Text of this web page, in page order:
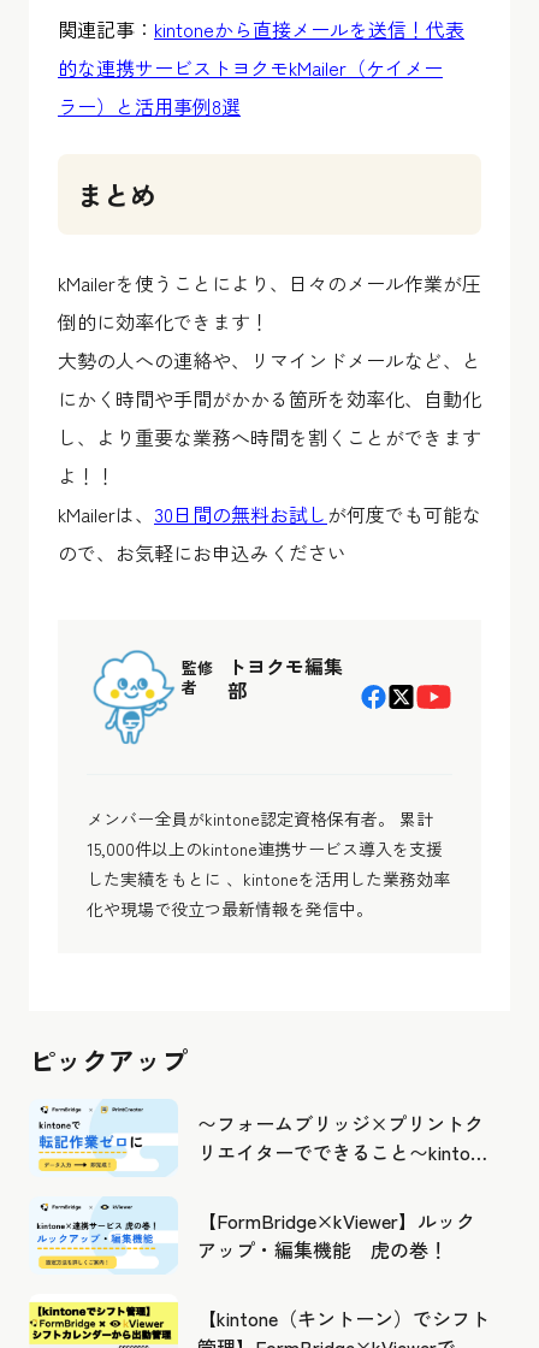
関連記事： kintoneから直接メールを送信！代表
的な連携サービストヨクモkMailer（ケイメー
ラー）と活用事例8選
まとめ
kMailerを使うことにより、日々のメール作業が圧
倒的に効率化できます！
大勢の人への連絡や、リマインドメールなど、と
にかく時間や手間がかかる箇所を効率化、自動化
し、より重要な業務へ時間を割くことができます
よ！！
kMailerは、 30日間の無料お試しが何度でも可能な
ので、お気軽にお申込みください
監修
者
トヨクモ編集
部
メンバー全員がkintone認定資格保有者。 累計
15,000件以上のkintone連携サービス導入を支援
した実績をもとに 、kintoneを活用した業務効率
化や現場で役立つ最新情報を発信中。
ピックアップ
〜フォームブリッジ×プリントク
リエイターでできること〜kintone
【FormBridge×kViewer】ルック
アップ・編集機能 虎の巻！
【kintone（キントーン）でシフト